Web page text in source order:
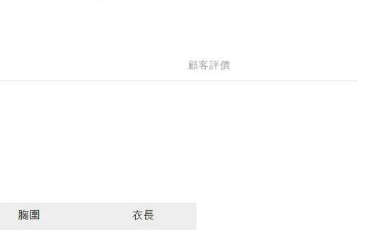
顧客評價